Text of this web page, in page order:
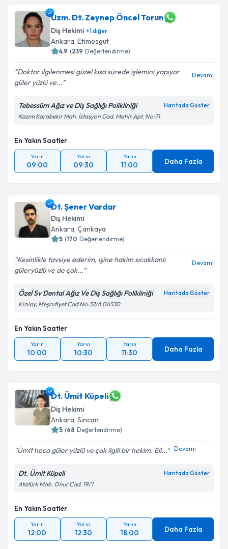
Uzm. Dt. Zeynep Öncel Torun
Diş Hekimi +1diğer
Ankara, Etimesgut
4.9 (239 Değerlendirme)
Doktor ilgilenmesi güzel kısa sürede işlemini yapıyor
güler yüzlü ve...
Devamı
Tebessüm Ağız ve Diş Sağlığı Polikliniği Haritada Göster
Kazım Karabekir Mah. İstasyon Cad. Mahir Apt. No:71
En Yakın Saatler
Yarın
09:00
Yarın
09:30
Yarın
11:00 Daha Fazla
Dt. Şener Vardar
Diş Hekimi
Ankara, Çankaya
5 (170 Değerlendirme)
Kesinlikle tavsiye ederim, işine hakim sıcakkanlı
güleryüzlü ve de çok...
Devamı
Özel Sv Dental Ağız Ve Diş Sağlığı Polikliniği Haritada Göster
Kızılay, Meşrutiyet Cad No:32/A 06530
En Yakın Saatler
Yarın
10:00
Yarın
10:30
Yarın
11:30 Daha Fazla
Dt. Ümit Küpeli
Diş Hekimi
Ankara, Sincan
5 (68 Değerlendirme)
Ümit hoca güler yüzlü ve çok ilgili bir hekim. Eli... Devamı
Dt. Ümit Küpeli Haritada Göster
Atatürk Mah. Onur Cad. 19/1
En Yakın Saatler
Yarın
12:00
Yarın
12:30
Yarın
18:00 Daha Fazla